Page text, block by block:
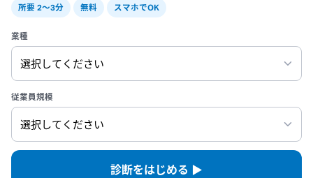
所要 2〜3分 無料 スマホでOK
業種
従業員規模
診断をはじめる ▶